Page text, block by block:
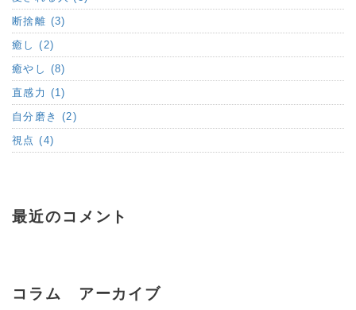
断捨離 (3)
癒し (2)
癒やし (8)
直感力 (1)
自分磨き (2)
視点 (4)
最近のコメント
コラム アーカイブ